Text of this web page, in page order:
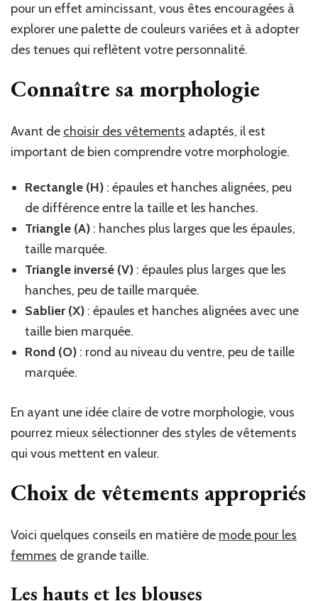
pour un effet amincissant, vous êtes encouragées à
explorer une palette de couleurs variées et à adopter
des tenues qui reflètent votre personnalité.
Connaître sa morphologie
Avant de choisir des vêtements adaptés, il est
important de bien comprendre votre morphologie.
Rectangle (H) : épaules et hanches alignées, peu
de différence entre la taille et les hanches.
Triangle (A) : hanches plus larges que les épaules,
taille marquée.
Triangle inversé (V) : épaules plus larges que les
hanches, peu de taille marquée.
Sablier (X) : épaules et hanches alignées avec une
taille bien marquée.
Rond (O) : rond au niveau du ventre, peu de taille
marquée.
En ayant une idée claire de votre morphologie, vous
pourrez mieux sélectionner des styles de vêtements
qui vous mettent en valeur.
Choix de vêtements appropriés
Voici quelques conseils en matière de mode pour les
femmes de grande taille.
Les hauts et les blouses